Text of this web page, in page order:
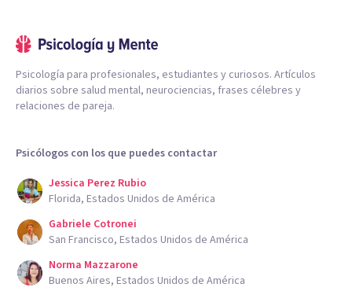
Psicología para profesionales, estudiantes y curiosos. Artículos
diarios sobre salud mental, neurociencias, frases célebres y
relaciones de pareja.
Psicólogos con los que puedes contactar
Jessica Perez Rubio
Florida, Estados Unidos de América
Gabriele Cotronei
San Francisco, Estados Unidos de América
Norma Mazzarone
Buenos Aires, Estados Unidos de América